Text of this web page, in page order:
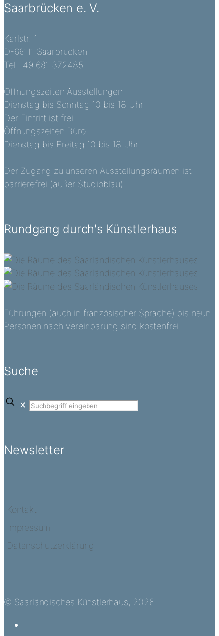
Saarbrücken e. V.
Karlstr. 1
D-66111 Saarbrücken
Tel +49 681 372485
Öffnungszeiten Ausstellungen
Dienstag bis Sonntag 10 bis 18 Uhr
Der Eintritt ist frei.
Öffnungszeiten Büro
Dienstag bis Freitag 10 bis 18 Uhr
Der Zugang zu unseren Ausstellungsräumen ist
barrierefrei (außer Studioblau).
Rundgang durch's Künstlerhaus
Führungen (auch in französischer Sprache) bis neun
Personen nach Vereinbarung sind kostenfrei.
Suche
✕
Newsletter
Kontakt
Impressum
Datenschutzerklärung
© Saarländisches Künstlerhaus, 2026